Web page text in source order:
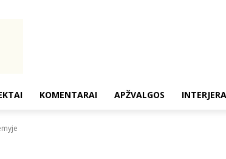
KOMENTARAI APŽVALGOS